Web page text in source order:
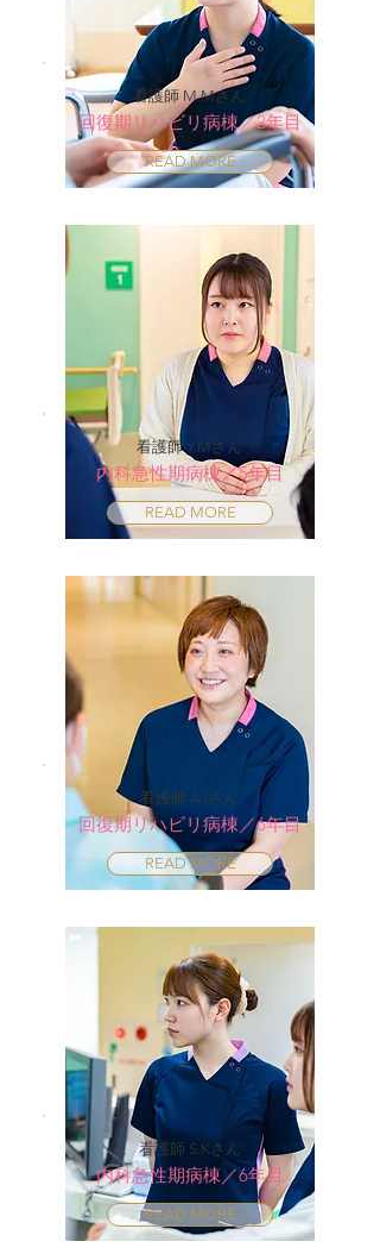
看護師 M.Mさん
回復期リハビリ病棟／2年目
READ MORE
看護師 Y.Mさん
内科急性期病棟／5年目
READ MORE
看護師 A.Iさん
回復期リハビリ病棟／6年目
READ MORE
看護師 S.Kさん
内科急性期病棟／6年目
READ MORE